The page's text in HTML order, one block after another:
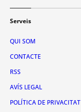
Serveis
QUI SOM
CONTACTE
RSS
AVÍS LEGAL
POLÍTICA DE PRIVACITAT